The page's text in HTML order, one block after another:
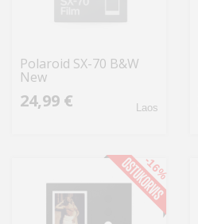
Polaroid SX-70 B&W
New
24,99 € Laos
-16%